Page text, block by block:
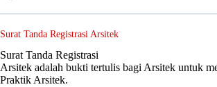
Surat Tanda Registrasi Arsitek
Surat Tanda Registrasi
Arsitek adalah bukti tertulis bagi Arsitek untuk
Praktik Arsitek.